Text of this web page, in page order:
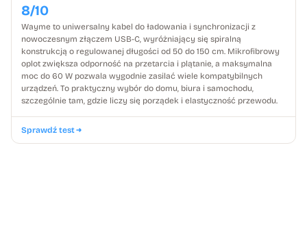
8/10
Wayme to uniwersalny kabel do ładowania i synchronizacji z
nowoczesnym złączem USB-C, wyróżniający się spiralną
konstrukcją o regulowanej długości od 50 do 150 cm. Mikrofibrowy
oplot zwiększa odporność na przetarcia i plątanie, a maksymalna
moc do 60 W pozwala wygodnie zasilać wiele kompatybilnych
urządzeń. To praktyczny wybór do domu, biura i samochodu,
szczególnie tam, gdzie liczy się porządek i elastyczność przewodu.
Sprawdź test